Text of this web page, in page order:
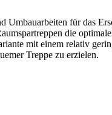
Umbauarbeiten für das
die
mit einem relativ
Treppe zu erzielen.